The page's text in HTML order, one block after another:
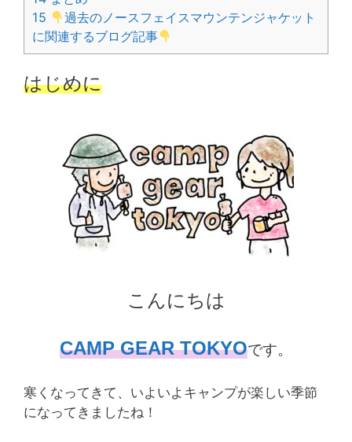
15
過去のノースフェイスマウンテンジャケット
に関連するブログ記事
はじめに
こんにちは
CAMP GEAR TOKYOです。
寒くなってきて、いよいよキャンプが楽しい季節
になってきましたね！